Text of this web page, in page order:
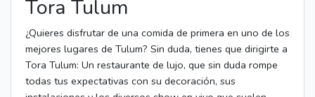
Tora Tulum
¿Quieres disfrutar de una comida de primera en uno de los
mejores lugares de Tulum? Sin duda, tienes que dirigirte a
Tora Tulum: Un restaurante de lujo, que sin duda rompe
todas tus expectativas con su decoración, sus